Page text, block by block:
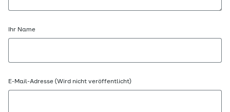
Ihr Name
E-Mail-Adresse (Wird nicht veröffentlicht)